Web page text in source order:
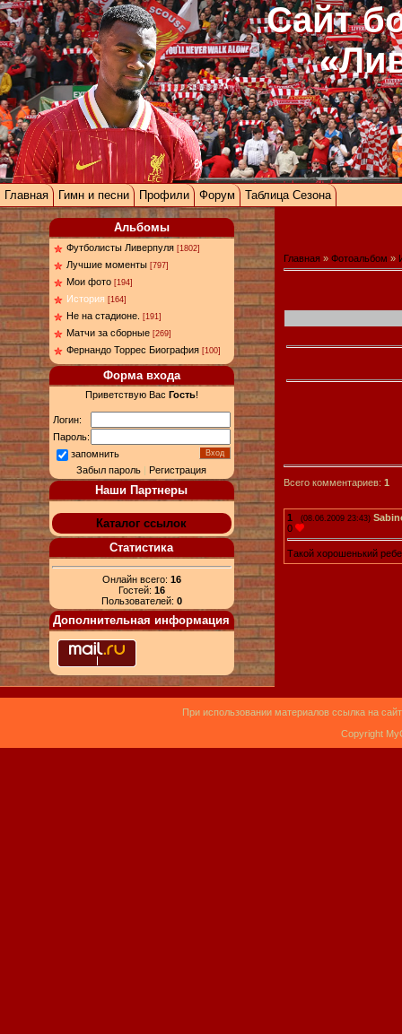
Сайт
Главная Гимн и песни Профили Форум Таблица Сезона
Альбомы
Футболисты Ливерпуля [1802]
Лучшие моменты [797]
Мои фото [194]
История [164]
Не на стадионе. [191]
Матчи за сборные [269]
Фернандо Торрес Биография [100]
Форма входа
Приветствую Вас Гость!
Логин:
Пароль:
запомнить
Забыл пароль |Регистрация
Наши Партнеры
Каталог ссылок
Статистика
Онлайн всего: 16
Гостей: 16
Пользователей: 0
Дополнительная информация
Главная » Фотоальбом »
Всего комментариев: 1
1 (08.06.2009 23:43)
0
Такой хорошенький
При использовании материалов ссылка на
Copyright